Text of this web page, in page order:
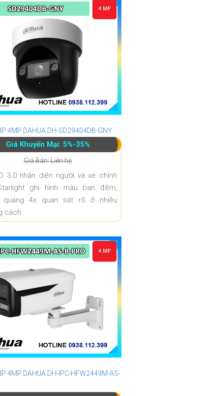
4MP DAHUA DH-SD29404DB-GNY
Giá Khuyến Mại: 5%-35%
Giá Bán: Liên hệ
3.0 nhận diện người và xe chính
ghi hình màu ban đêm,
quang 4x quan sát rõ ở nhiều
cách
4MP DAHUA DH-IPC-HFW2449M-AS-